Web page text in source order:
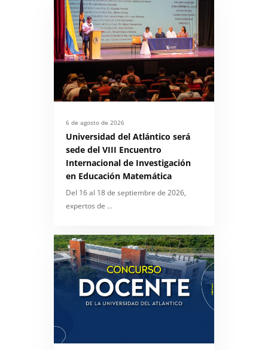
6 de agosto de 2026
Universidad del Atlántico será
sede del VIII Encuentro
Internacional de Investigación
en Educación Matemática
Del 16 al 18 de septiembre de 2026,
expertos de …